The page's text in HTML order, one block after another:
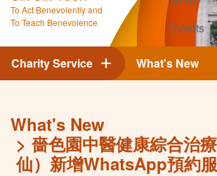
Events
Contact
To Act Benevolently and
To Teach Benevolence
What's New
Charity Service
What's New
嗇色園中醫健康綜合治
仙）新增WhatsApp預約